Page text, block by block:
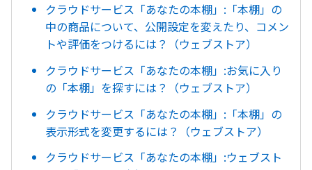
クラウドサービス「あなたの本棚」:「本棚」の
中の商品について、公開設定を変えたり、コメン
トや評価をつけるには？（ウェブストア）
クラウドサービス「あなたの本棚」:お気に入り
の「本棚」を探すには？（ウェブストア）
クラウドサービス「あなたの本棚」:「本棚」の
表示形式を変更するには？（ウェブストア）
クラウドサービス「あなたの本棚」:ウェブスト